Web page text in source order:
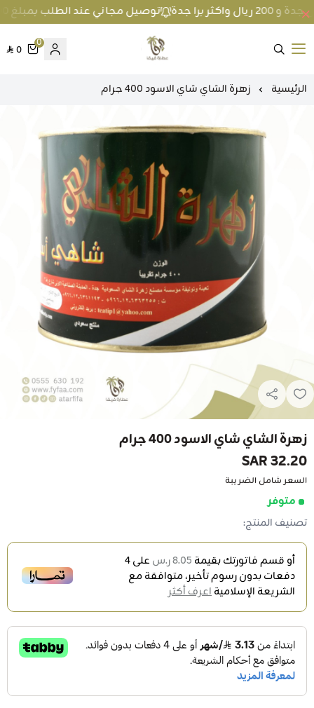
توصيل مجاني عند الطلب بمبلغ 100 ريال واكثر داخل جدة و 200 ريال واكثر برا جدة
متجر عطارة فيفا
0
0
الرئيسية زهرة الشاي شاي الاسود 400 جرام
زهرة الشاي شاي الاسود 400 جرام
32.20 SAR
السعر شامل الضريبة
متوفر
تصنيف المنتج:
أو قسم فاتورتك بقيمة 8.05 ر.س على4
دفعات بدون رسوم تأخير، متوافقة مع
الشريعة الإسلاميةاعرف أكثر